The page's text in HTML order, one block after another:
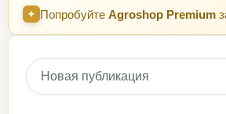
✦ Попробуйте Agroshop Premium
Новая публикация